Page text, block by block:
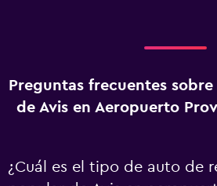
Preguntas frecuentes
de Avis en Aeropuerto
¿Cuál es el tipo de auto de